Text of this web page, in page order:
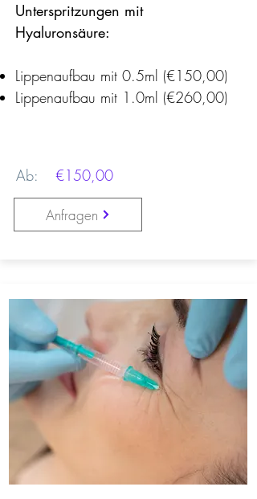
Unterspritzungen mit
Hyaluronsäure:
Lippenaufbau mit 0.5ml (€150,00)
Lippenaufbau mit 1.0ml (€260,00)
Ab: €150,00
Anfragen